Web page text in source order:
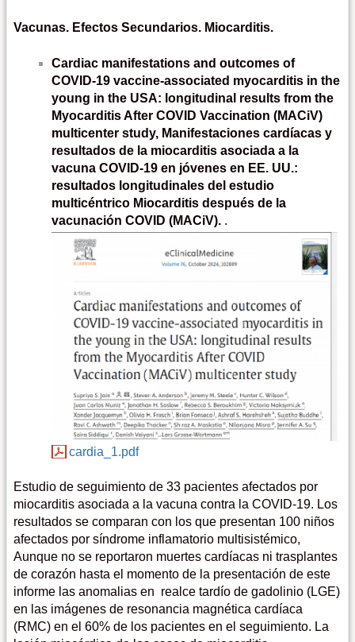
Vacunas. Efectos Secundarios. Miocarditis.
Cardiac manifestations and outcomes of
COVID-19 vaccine-associated myocarditis in the
young in the USA: longitudinal results from the
Myocarditis After COVID Vaccination (MACiV)
multicenter study, Manifestaciones cardíacas y
resultados de la miocarditis asociada a la
vacuna COVID-19 en jóvenes en EE. UU.:
resultados longitudinales del estudio
multicéntrico Miocarditis después de la
vacunación COVID (MACiV). .
cardia_1.pdf
Estudio de seguimiento de 33 pacientes afectados por
miocarditis asociada a la vacuna contra la COVID-19. Los
resultados se comparan con los que presentan 100 niños
afectados por síndrome inflamatorio multisistémico,
Aunque no se reportaron muertes cardíacas ni trasplantes
de corazón hasta el momento de la presentación de este
informe las anomalias en realce tardío de gadolinio (LGE)
en las imágenes de resonancia magnética cardíaca
(RMC) en el 60% de los pacientes en el seguimiento. La